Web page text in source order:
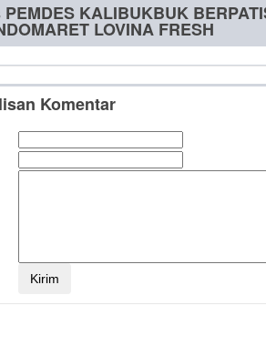
KALIBUKBUK
LOVINA FRESH
Komentar